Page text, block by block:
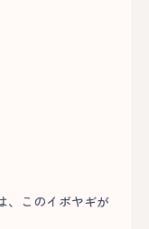
、このイボヤギが